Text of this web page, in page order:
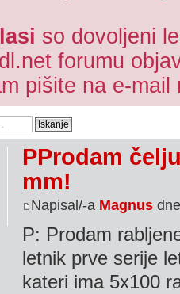
so dovoljeni
forumu
pišite na e-
PProdam
mm!
Napisal/-a Magnus
P: Prodam
letnik prve serije
kateri ima 5x100